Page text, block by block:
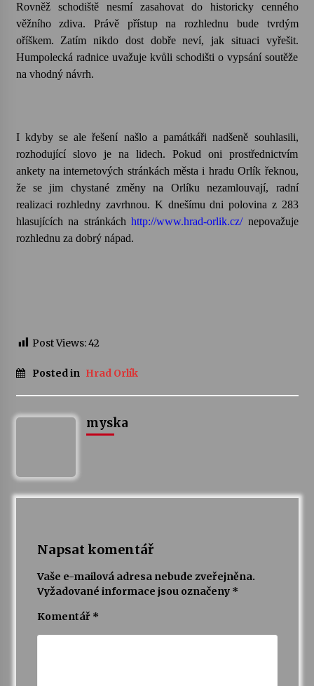
Rovněž schodiště nesmí zasahovat do historicky cenného
věžního zdiva. Právě přístup na rozhlednu bude tvrdým
oříškem. Zatím nikdo dost dobře neví, jak situaci vyřešit.
Humpolecká radnice uvažuje kvůli schodišti o vypsání soutěže
na vhodný návrh.
I kdyby se ale řešení našlo a památkáři nadšeně souhlasili,
rozhodující slovo je na lidech. Pokud oni prostřednictvím
ankety na internetových stránkách města i hradu Orlík řeknou,
že se jim chystané změny na Orlíku nezamlouvají, radní
realizaci rozhledny zavrhnou. K dnešímu dni polovina z 283
hlasujících na stránkách http://www.hrad-orlik.cz/nepovažuje
rozhlednu za dobrý nápad.
Post Views:42
Posted in Hrad Orlík
myska
Napsat komentář
Vaše e-mailová adresa nebude zveřejněna.
Vyžadované informace jsou označeny *
Komentář *